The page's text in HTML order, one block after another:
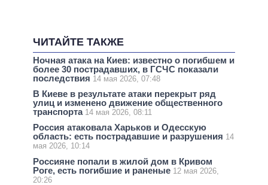
ЧИТАЙТЕ ТАКЖЕ
Ночная атака на Киев: известно о погибшем и
более 30 пострадавших, в ГСЧС показали
последствия 14 мая 2026, 07:48
В Киеве в результате атаки перекрыт ряд
улиц и изменено движение общественного
транспорта 14 мая 2026, 08:11
Россия атаковала Харьков и Одесскую
область: есть пострадавшие и разрушения 14
мая 2026, 10:14
Россияне попали в жилой дом в Кривом
Роге, есть погибшие и раненые 12 мая 2026,
20:26